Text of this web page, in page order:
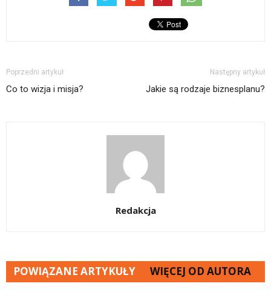
Poprzedni artykuł
Co to wizja i misja?
Następny artykuł
Jakie są rodzaje biznesplanu?
Redakcja
POWIĄZANE ARTYKUŁY WIĘCEJ OD AUTORA